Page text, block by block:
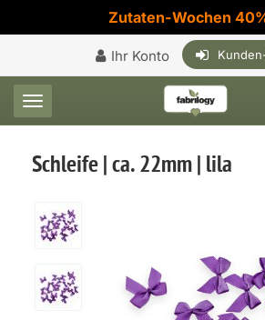
Zutaten-Wochen
Ihr Konto
Toggle navigation
Schleife | ca. 22mm | lila